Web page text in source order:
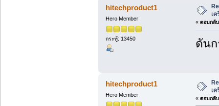
hitechproduct1
Hero Member
กระทู้: 13450
เ
« ตอบกลั
ดัน
hitechproduct1
Hero Member
เ
« ตอบกลั